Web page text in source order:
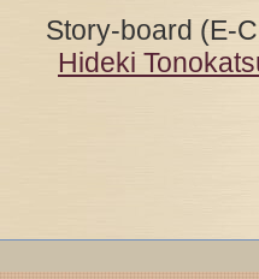
Story-board (E-
Hideki